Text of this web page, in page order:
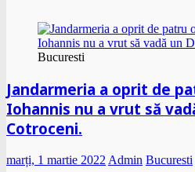
Bucuresti
Jandarmeria a oprit de
Iohannis nu a vrut să
Cotroceni.
marți, 1 martie 2022 Admin Bucuresti